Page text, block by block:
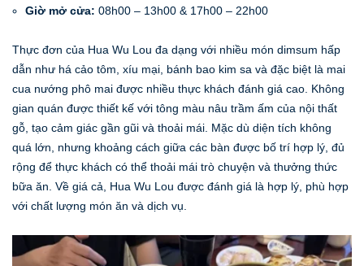
Giờ mở cửa: 08h00 – 13h00 & 17h00 – 22h00
Thực đơn của Hua Wu Lou đa dạng với nhiều món dimsum hấp
dẫn như há cảo tôm, xíu mại, bánh bao kim sa và đặc biệt là mai
cua nướng phô mai được nhiều thực khách đánh giá cao. Không
gian quán được thiết kế với tông màu nâu trầm ấm của nội thất
gỗ, tạo cảm giác gần gũi và thoải mái. Mặc dù diện tích không
quá lớn, nhưng khoảng cách giữa các bàn được bố trí hợp lý, đủ
rộng để thực khách có thể thoải mái trò chuyện và thưởng thức
bữa ăn. Về giá cả, Hua Wu Lou được đánh giá là hợp lý, phù hợp
với chất lượng món ăn và dịch vụ.